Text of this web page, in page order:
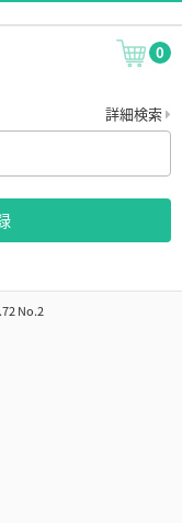
0
詳細検索
No.2